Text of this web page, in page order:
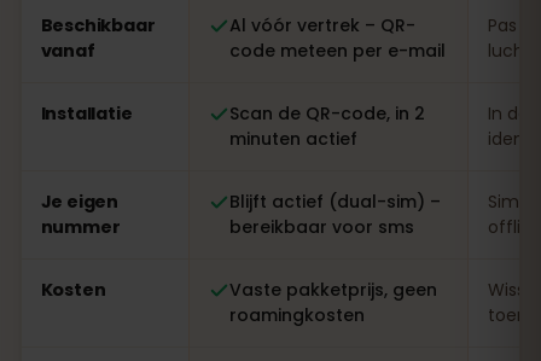
Beschikbaar
vanaf
Al vóór vertrek – QR-
code meteen per e-mail
Pas
Installatie
Scan de QR-code, in 2
minuten actief
In de
Je eigen
nummer
Blijft actief (dual-sim) –
bereikbaar voor sms
offline
Kosten
Vaste pakketprijs, geen
roamingkosten